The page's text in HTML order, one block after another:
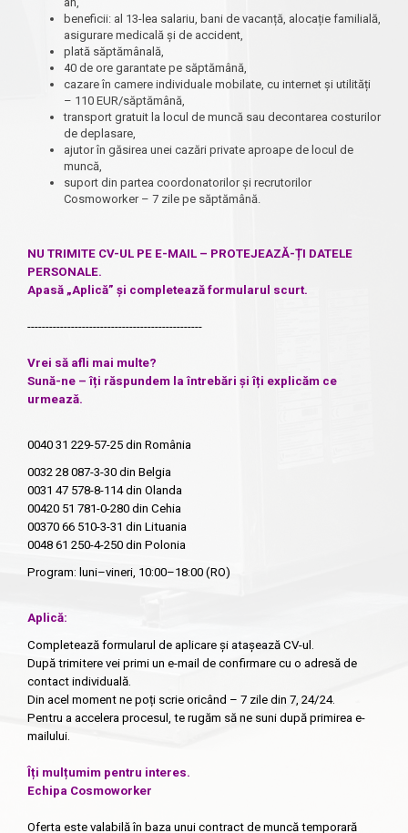
beneficii: al 13-lea salariu, bani de vacanță, alocație familială,
asigurare medicală și de accident,
plată săptămânală,
40 de ore garantate pe săptămână,
cazare în camere individuale mobilate, cu internet și utilități
– 110 EUR/săptămână,
transport gratuit la locul de muncă sau decontarea costurilor
de deplasare,
ajutor în găsirea unei cazări private aproape de locul de
muncă,
suport din partea coordonatorilor și recrutorilor
Cosmoworker – 7 zile pe săptămână.
NU TRIMITE CV-UL PE E-MAIL – PROTEJEAZĂ-ȚI DATELE
PERSONALE.
Apasă „Aplică” și completează formularul scurt.
------------------------------------------------
Vrei să afli mai multe?
Sună-ne – îți răspundem la întrebări și îți explicăm ce
urmează.
0040 31 229-57-25 din România
0032 28 087-3-30 din Belgia
0031 47 578-8-114din Olanda
00420 51 781-0-280 din Cehia
00370 66 510-3-31 din Lituania
0048 61 250-4-250 din Polonia
Program: luni–vineri, 10:00–18:00 (RO)
Aplică:
Completează formularul de aplicare și atașează CV-ul.
După trimitere vei primi un e-mail de confirmare cu o adresă de
contact individuală.
Din acel moment ne poți scrie oricând – 7 zile din 7, 24/24.
Pentru a accelera procesul, te rugăm să ne suni după primirea e-
mailului.
Îți mulțumim pentru interes.
Echipa Cosmoworker
Oferta este valabilă în baza unui contract de muncă temporară